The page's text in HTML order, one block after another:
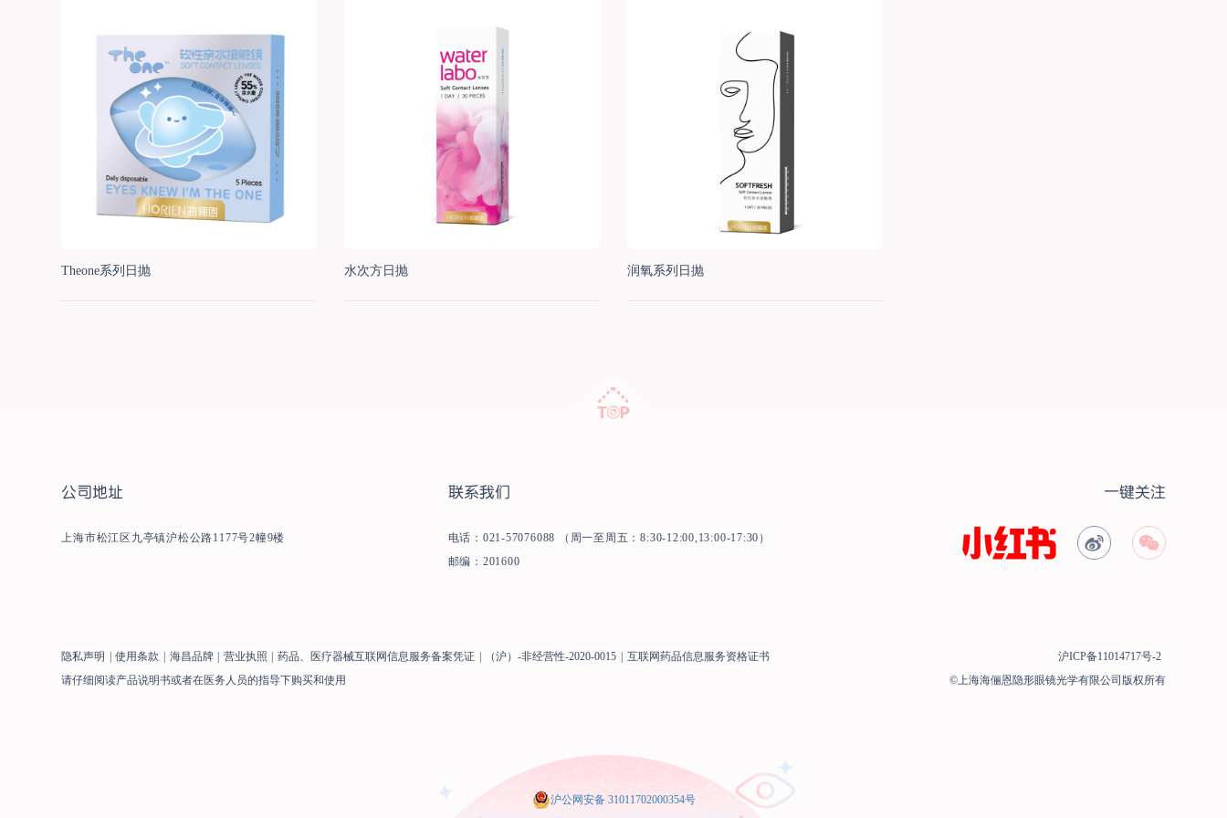
Theone系列日抛 水次方日抛 润氧系列日抛
公司地址
上海市松江区九亭镇沪松公路1177号2幢9楼
联系我们
电话：021-57076088 （周一至周五：8:30-12:00,13:00-17:30）
邮编：201600
一键关注
隐私声明 | 使用条款 | 海昌品牌 | 营业执照 | 药品、医疗器械互联网信息服务备案凭证 | （沪）-非经营性-2020-0015 | 互联网药品信息服务资格证书
请仔细阅读产品说明书或者在医务人员的指导下购买和使用
沪ICP备11014717号-2
©上海海俪恩隐形眼镜光学有限公司版权所有
沪公网安备 31011702000354号